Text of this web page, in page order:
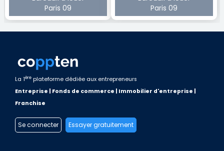
Paris 09
Paris 09
La 1ère plateforme dédiée aux entrepreneurs
Entreprise | Fonds de commerce | Immobilier d'entreprise |
Franchise
Se connecter Essayer gratuitement